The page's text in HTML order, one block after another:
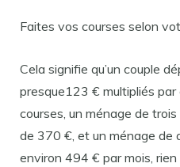
Faites vos courses selon
Cela signifie qu’un couple
presque123 € multipliés par
courses, un ménage de
de 370 €, et un ménage de
environ 494 € par mois, rien